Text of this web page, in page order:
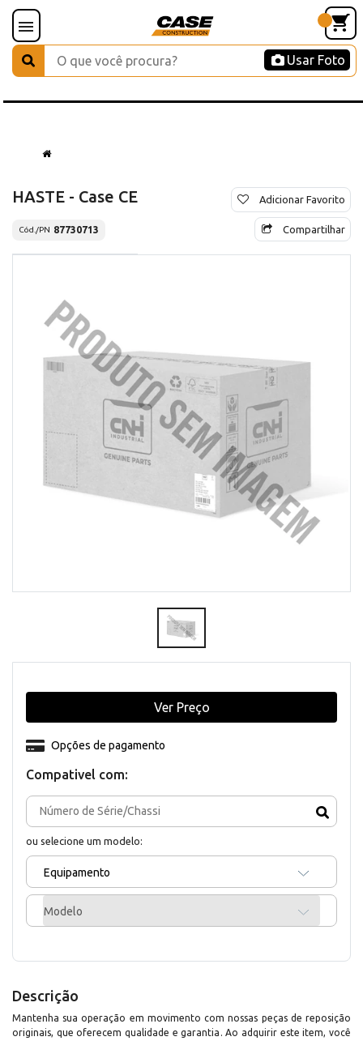
Usar Foto
HASTE - Case CE
Cód./PN 87730713
Adicionar Favorito
Compartilhar
Compativel com:
ou selecione um modelo:
Equipamento
Modelo
Opções de pagamento
Ver Preço
Descrição
Mantenha sua operação em movimento com nossas peças de reposição
originais, que oferecem qualidade e garantia. Ao adquirir este item, você